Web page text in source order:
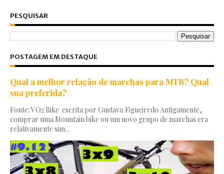
PESQUISAR
POSTAGEM EM DESTAQUE
Qual a melhor relação de marchas para MTB? Qual
sua preferida?
Fonte: VO2 Bike escrita por Gustavo Figueiredo Antigamente,
comprar uma Mountain bike ou um novo grupo de marchas era
relativamente sim...